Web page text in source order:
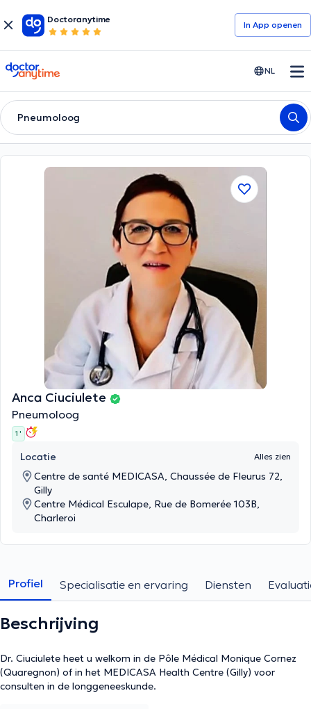
Doctoranytime
In App openen
doctoranytime NL
Pneumoloog
Anca Ciuciulete
Pneumoloog
1 '
Locatie Alles zien
Centre de santé MEDICASA, Chaussée de Fleurus 72,
Gilly
Centre Médical Esculape, Rue de Bomerée 103B,
Charleroi
Profiel Specialisatie en ervaring Diensten
Beschrijving
Dr. Ciuciulete heet u welkom in de Pôle Médical Monique Cornez
(Quaregnon) of in het MEDICASA Health Centre (Gilly) voor
consulten in de longgeneeskunde.